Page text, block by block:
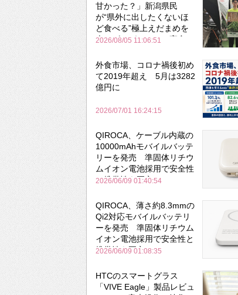
甘かった？」新潟県民
が“県外に出したくないほ
ど食べる”極上えだまめを
森のビアガーデンで実食
2026/08/05 11:06:51
外食市場、コロナ禍後初め
て2019年超え 5月は3282
億円に
2026/07/01 16:24:15
QIROCA、ケーブル内蔵の
10000mAhモバイルバッテ
リーを発売 準固体リチウ
ムイオン電池採用で安全性
と携帯性を両立
2026/06/09 01:40:54
QIROCA、薄さ約8.3mmの
Qi2対応モバイルバッテリ
ーを発売 準固体リチウム
イオン電池採用で安全性と
携帯性を両立
2026/06/09 01:08:35
HTCのスマートグラス
「VIVE Eagle」製品レビュ